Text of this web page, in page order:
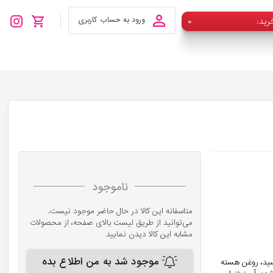
۰ ورود به حساب کاربری
اسکوربیک اسید، روغن هسته
ناموجود
متاسفانه این کالا در حال حاضر موجود نیست.
می‌توانید از طریق لیست بالای صفحه، از محصولات
مشابه این کالا دیدن نمایید
موجود شد به من اطلاع بده